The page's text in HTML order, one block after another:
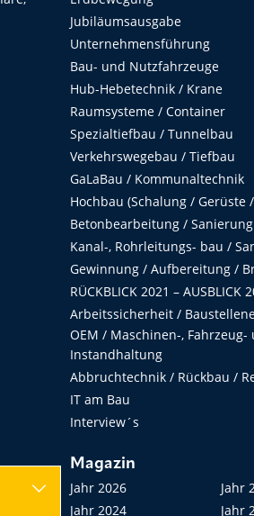
Jubiläumsausgabe
Unternehmensführung
Bau- und Nutzfahrzeuge
Hub-Hebetechnik / Krane
Raumsysteme / Container
Spezialtiefbau / Tunnelbau
Verkehrswegebau / Tiefbau
GaLaBau / Kommunaltechnik
Hochbau (Schalung / Gerüste
Betonbearbeitung / Sanierung
Kanal-, Rohrleitungs- bau /
Gewinnung / Aufbereitung /
RÜCKBLICK 2021 – AUSBLICK
Arbeitssicherheit /
OEM / Maschinen-,
Instandhaltung
Abbruchtechnik / Rückbau /
IT am Bau
Interview´s
Magazin
Jahr 2026
Jahr
Jahr 2024
Jahr